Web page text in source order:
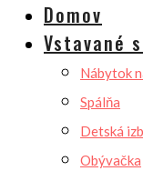
Domov
Vstavané
Nábytok
Spálňa
Detská
Obývačka